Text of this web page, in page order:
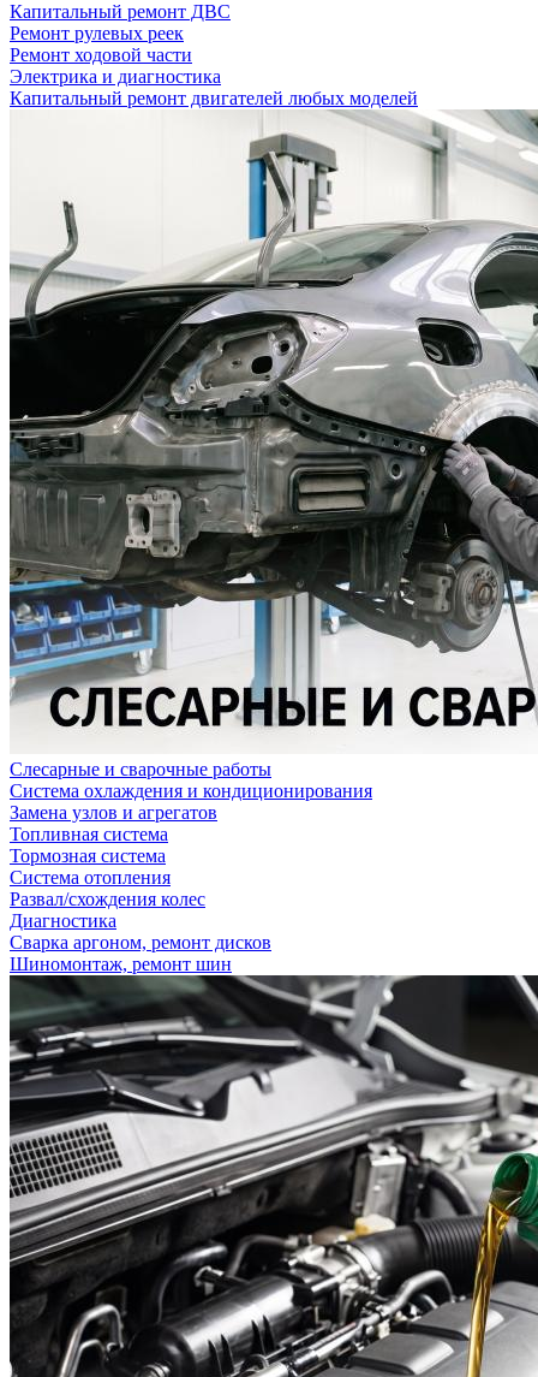
Капитальный ремонт ДВС
Ремонт рулевых реек
Ремонт ходовой части
Электрика и диагностика
Капитальный ремонт двигателей любых моделей
Слесарные и сварочные работы
Система охлаждения и кондиционирования
Замена узлов и агрегатов
Топливная система
Тормозная система
Система отопления
Развал/схождения колес
Диагностика
Сварка аргоном, ремонт дисков
Шиномонтаж, ремонт шин